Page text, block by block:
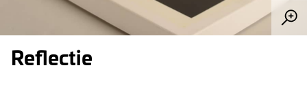
Reflectie